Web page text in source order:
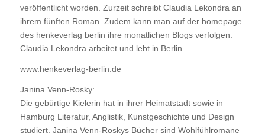
veröffentlicht worden. Zurzeit schreibt Claudia Lekondra an
ihrem fünften Roman. Zudem kann man auf der homepage
des henkeverlag berlin ihre monatlichen Blogs verfolgen.
Claudia Lekondra arbeitet und lebt in Berlin.
www.henkeverlag-berlin.de
Janina Venn-Rosky:
Die gebürtige Kielerin hat in ihrer Heimatstadt sowie in
Hamburg Literatur, Anglistik, Kunstgeschichte und Design
studiert. Janina Venn-Roskys Bücher sind Wohlfühlromane